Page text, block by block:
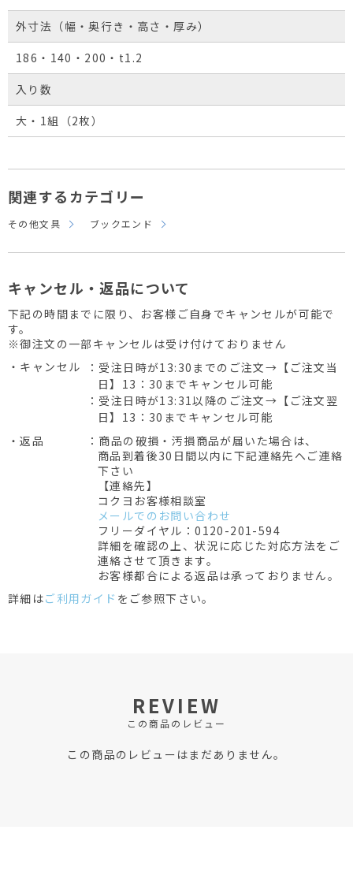
外寸法（幅・奥行き・高さ・厚み）
186・140・200・t1.2
入り数
大・1組（2枚）
関連するカテゴリー
その他文具 ブックエンド
キャンセル・返品について
下記の時間までに限り、お客様ご自身でキャンセルが可能で
す。
※御注文の一部キャンセルは受け付けておりません
・キャンセル
：受注日時が13:30までのご注文→【ご注文当
日】13：30までキャンセル可能
：受注日時が13:31以降のご注文→【ご注文翌
日】13：30までキャンセル可能
・返品
：商品の破損・汚損商品が届いた場合は、
商品到着後30日間以内に下記連絡先へご連絡
下さい
【連絡先】
コクヨお客様相談室
メールでのお問い合わせ
フリーダイヤル：0120-201-594
詳細を確認の上、状況に応じた対応方法をご
連絡させて頂きます。
お客様都合による返品は承っておりません。
詳細はご利用ガイド をご参照下さい。
REVIEW
この商品のレビュー
この商品のレビューはまだありません。